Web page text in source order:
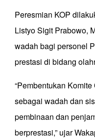
Peresmian KOP
Listyo Sigit Prabowo,
wadah bagi personel
prestasi di bidang
“Pembentukan
sebagai wadah dan
pembinaan dan
berprestasi,” ujar